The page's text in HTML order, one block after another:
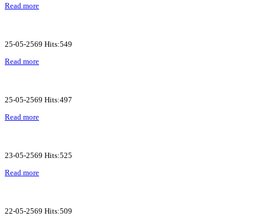
Read more
25-05-2569 Hits:549
Read more
25-05-2569 Hits:497
Read more
23-05-2569 Hits:525
Read more
22-05-2569 Hits:509